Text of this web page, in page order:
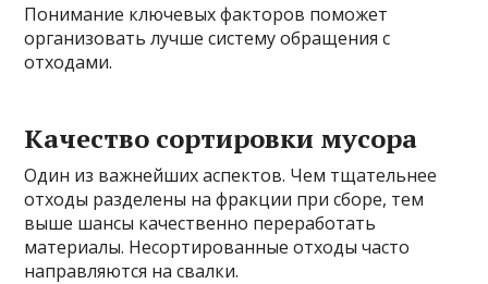
Понимание ключевых факторов поможет
организовать лучше систему обращения с
отходами.
Качество сортировки мусора
Один из важнейших аспектов. Чем тщательнее
отходы разделены на фракции при сборе, тем
выше шансы качественно переработать
материалы. Несортированные отходы часто
направляются на свалки.